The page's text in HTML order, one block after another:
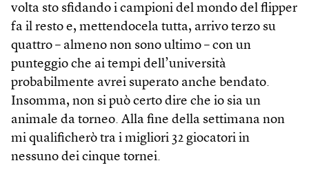
volta sto sfidando i campioni del mondo del flipper
fa il resto e, mettendocela tutta, arrivo terzo su
quattro – almeno non sono ultimo – con un
punteggio che ai tempi dell’università
probabilmente avrei superato anche bendato.
Insomma, non si può certo dire che io sia un
animale da torneo. Alla fine della settimana non
mi qualificherò tra i migliori 32 giocatori in
nessuno dei cinque tornei.